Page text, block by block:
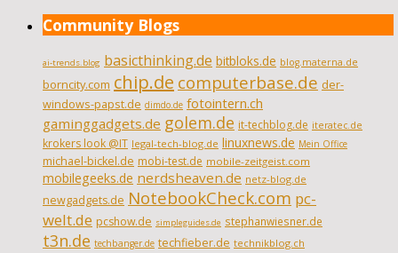
Community Blogs
ai-trends.blog basicthinking.de bitbloks.de blog.materna.de
borncity.com chip.de computerbase.de der-
windows-papst.de dimdo.de fotointern.ch
gaminggadgets.de golem.de it-techblog.de iteratec.de
krokers look @IT legal-tech-blog.de linuxnews.de Mein Office
michael-bickel.de mobi-test.de mobile-zeitgeist.com
mobilegeeks.de nerdsheaven.de netz-blog.de
newgadgets.de NotebookCheck.com pc-
welt.de pcshow.de simpleguides.de stephanwiesner.de
t3n.de techbanger.de techfieber.de technikblog.ch